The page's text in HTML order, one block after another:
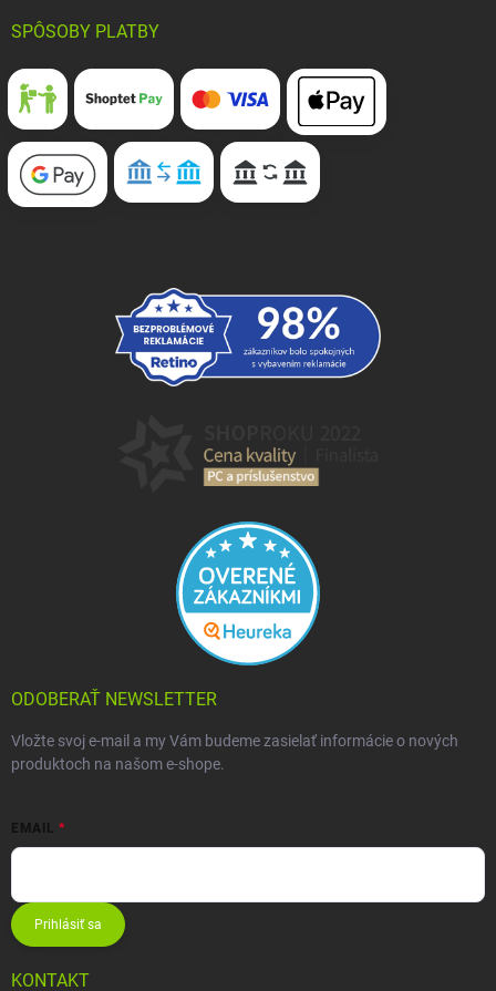
SPÔSOBY PLATBY
ODOBERAŤ NEWSLETTER
Vložte svoj e-mail a my Vám budeme zasielať informácie o nových
produktoch na našom e-shope.
EMAIL
Prihlásiť sa
KONTAKT